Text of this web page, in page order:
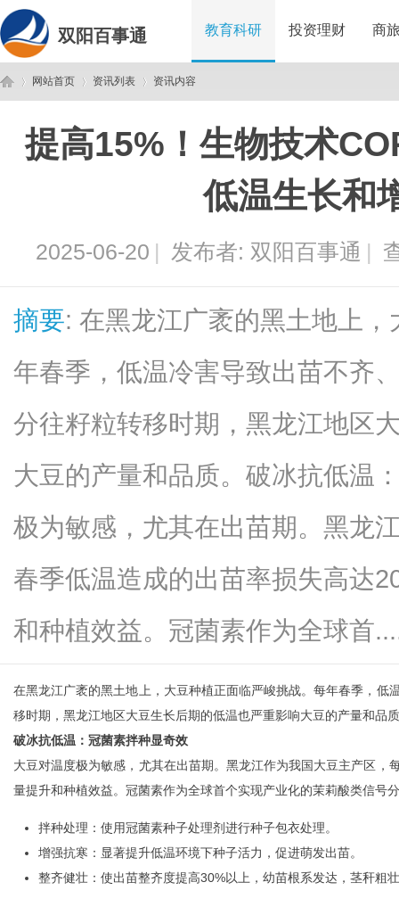
双阳百事通 教育科研 投资理财 商
网站首页
›
资讯列表 资讯内容
提高15%！生物技术
低温生长和
2025-06-20 | 发布者: 双阳百事通 |
摘要: 在黑龙江广袤的黑土地上
年春季，低温冷害导致出苗不齐
分往籽粒转移时期，黑龙江地区
大豆的产量和品质。破冰抗低温
极为敏感，尤其在出苗期。黑龙
春季低温造成的出苗率损失高达
和种植效益。冠菌素作为全球首
在黑龙江广袤的黑土地上，大豆种植正面临严峻挑战。每年春季，
移时期，黑龙江地区大豆生长后期的低温也严重影响大豆的产量和品
破冰抗低温：冠菌素拌种显奇效
大豆对温度极为敏感，尤其在出苗期。黑龙江作为我国大豆主产区
量提升和种植效益。冠菌素作为全球首个实现产业化的茉莉酸类信号
拌种处理：使用冠菌素种子处理剂进行种子包衣处理。
增强抗寒：显著提升低温环境下种子活力，促进萌发出苗。
整齐健壮：使出苗整齐度提高30%以上，幼苗根系发达，茎秆粗